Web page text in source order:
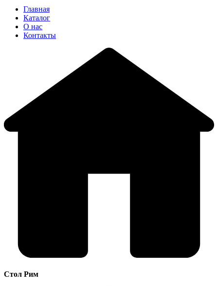
Главная
Каталог
О нас
Контакты
Стол Рим